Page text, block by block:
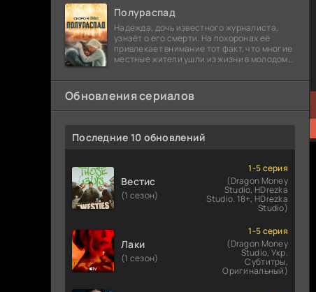
победу еще сорок
Полураспад
Надежда, дочь известного журналиста,
узнаёт о его смерти. На похоронах её
привлекает внимание тот факт, что многие
местные жители ушли из жизни в молодом
бомбы
Обновления сериалов
Последние 10 обновлений
Вестис
(1 сезон)
1-5 серия
(Dragon Money
Studio, HDrezka
Studio. 18+, HDrezka
Studio)
Лаки
(1 сезон)
1-5 серия
(Dragon Money
Studio, Укр.
Субтитры,
Оригинальный)